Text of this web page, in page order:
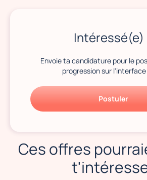
Intéressé(e)
Envoie ta candidature pour le
progression sur l'interface
Postuler
Ces offres